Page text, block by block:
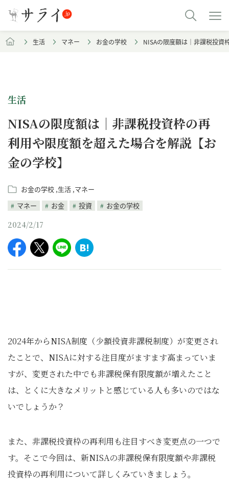
生活 マネー お金の学校 NISAの限度額は｜非課税投資
生活
NISAの限度額は｜非課税投資枠の再
利用や限度額を超えた場合を解説【お
金の学校】
お金の学校 生活 マネー
マネー
お金 投資 お金の学校
2024/2/17
2024年からNISA制度（少額投資非課税制度）が変更され
たことで、NISAに対する注目度がますます高まっていま
すが、変更された中でも非課税保有限度額が増えたこと
は、とくに大きなメリットと感じている人も多いのではな
いでしょうか？
また、非課税投資枠の再利用も注目すべき変更点の一つで
す。そこで今回は、新NISAの非課税保有限度額や非課税
投資枠の再利用について詳しくみていきましょう。